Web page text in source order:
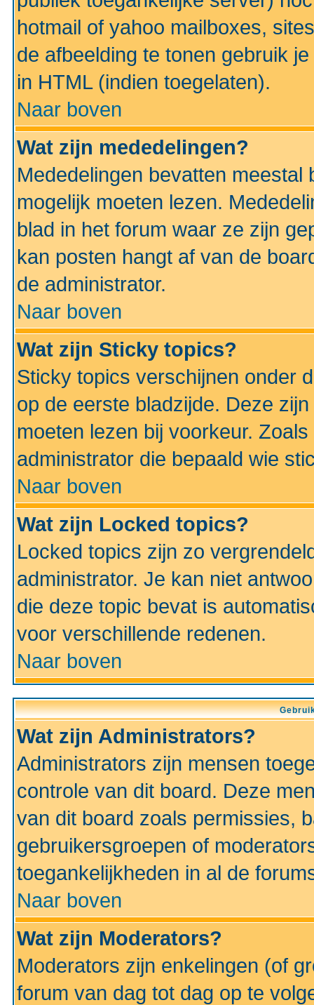
hotmail of yahoo mailboxes,
de afbeelding te tonen gebruik
in HTML (indien toegelaten).
Naar boven
Wat zijn mededelingen?
Mededelingen bevatten
mogelijk moeten lezen.
blad in het forum waar ze zijn
kan posten hangt af van de
de administrator.
Naar boven
Wat zijn Sticky topics?
Sticky topics verschijnen onder
op de eerste bladzijde. Deze
moeten lezen bij voorkeur.
administrator die bepaald wie
Naar boven
Wat zijn Locked topics?
Locked topics zijn zo
administrator. Je kan niet
die deze topic bevat is
voor verschillende redenen.
Naar boven
Wat zijn Administrators?
Administrators zijn mensen
controle van dit board. Deze
van dit board zoals permissies,
gebruikersgroepen of
toegankelijkheden in al de
Naar boven
Wat zijn Moderators?
Moderators zijn enkelingen (of
forum van dag tot dag op te